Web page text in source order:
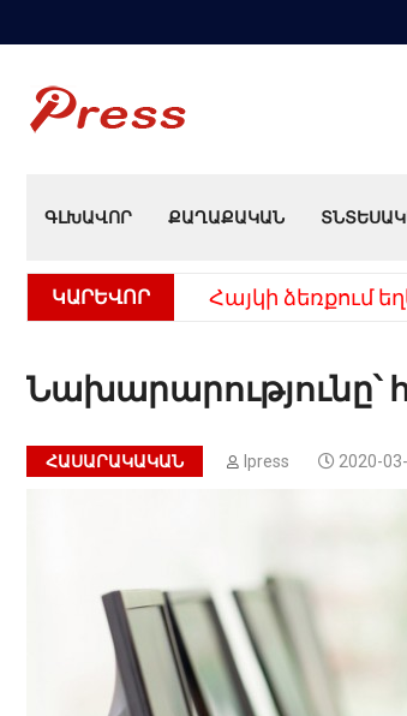
ԳԼԽԱՎՈՐ ՔԱՂԱՔԱԿԱՆ
ԿԱՐԵՎՈՐ «10 հազար
Նախարարությունը՝
ՀԱՍԱՐԱԿԱԿԱՆ Ipress 2020-